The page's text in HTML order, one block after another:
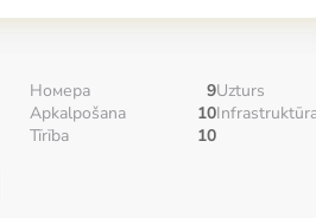
Номера
9
Apkalpošana
10
Tīrība
10
Uzturs